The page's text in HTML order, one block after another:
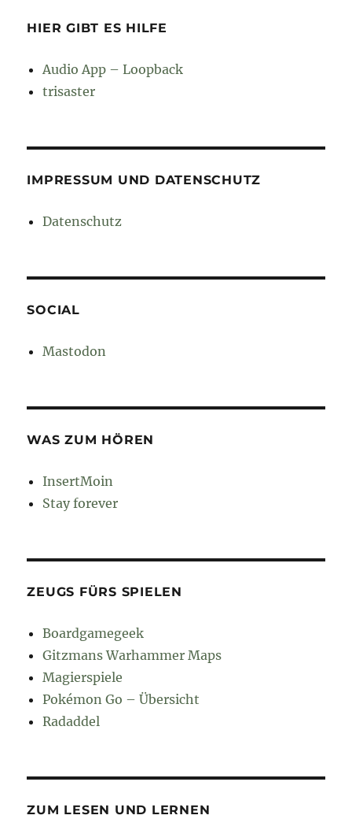
HIER GIBT ES HILFE
Audio App – Loopback
trisaster
IMPRESSUM UND DATENSCHUTZ
Datenschutz
SOCIAL
Mastodon
WAS ZUM HÖREN
InsertMoin
Stay forever
ZEUGS FÜRS SPIELEN
Boardgamegeek
Gitzmans Warhammer Maps
Magierspiele
Pokémon Go – Übersicht
Radaddel
ZUM LESEN UND LERNEN